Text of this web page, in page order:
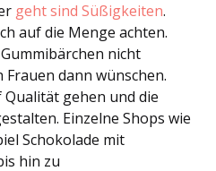
geht sind Süßigkeiten.
auf die Menge achten.
nicht
Frauen dann wünschen.
gehen und die
Einzelne Shops wie
Schokolade mit
hin zu